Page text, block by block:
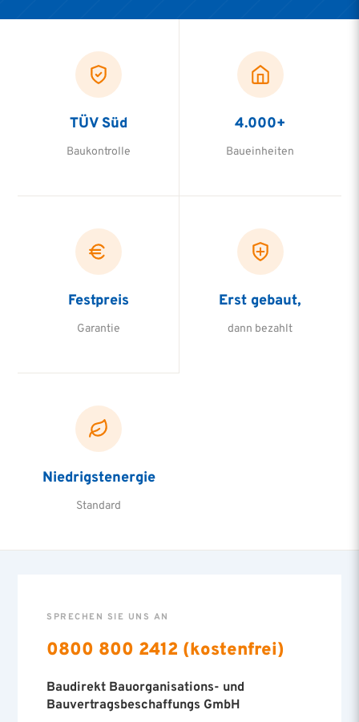
TÜV Süd
Baukontrolle
4.000+
Baueinheiten
Festpreis
Garantie
Erst gebaut,
dann bezahlt
Niedrigstenergie
Standard
SPRECHEN SIE UNS AN
0800 800 2412 (kostenfrei)
Baudirekt Bauorganisations- und
Bauvertragsbeschaffungs GmbH